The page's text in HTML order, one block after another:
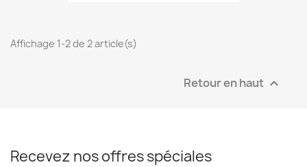
Affichage 1-2 de 2 article(s)
Retour en haut 
Recevez nos offres spéciales